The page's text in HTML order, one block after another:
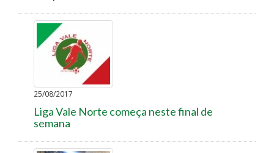
25/08/2017
Liga Vale Norte começa neste final de
semana